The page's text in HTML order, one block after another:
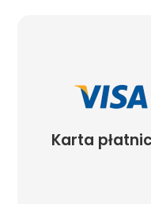
Karta